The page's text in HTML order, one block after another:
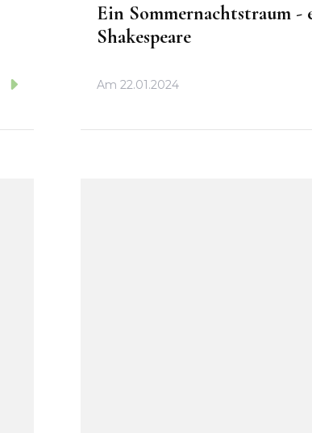
Ein Sommernachtstraum
Shakespeare
Am22.01.2024